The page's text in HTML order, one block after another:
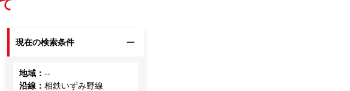
現在の検索条件
地域 ：--
沿線 ：相鉄いずみ野線